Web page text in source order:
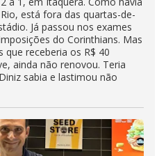
está fora das quartas-de-
Já passou nos exames
do Corinthians. Mas
receberia os R$ 40
ainda não renovou. Teria
sabia e lastimou não